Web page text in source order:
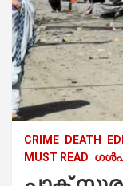
CRIME DEATH
MUST READ